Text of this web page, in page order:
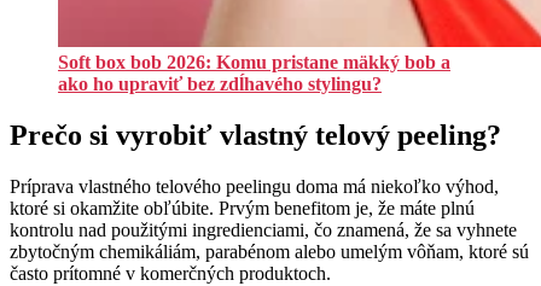
Soft box bob 2026: Komu pristane mäkký bob a
ako ho upraviť bez zdĺhavého stylingu?
Prečo si vyrobiť vlastný telový peeling?
Príprava vlastného telového peelingu doma má niekoľko výhod,
ktoré si okamžite obľúbite. Prvým benefitom je, že máte plnú
kontrolu nad použitými ingredienciami, čo znamená, že sa vyhnete
zbytočným chemikáliám, parabénom alebo umelým vôňam, ktoré sú
často prítomné v komerčných produktoch.